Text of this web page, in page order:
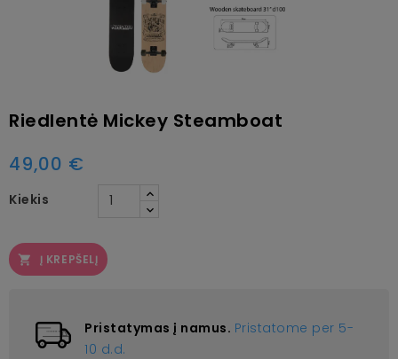
Riedlentė Mickey Steamboat
49,00 €
Kiekis
 Į KREPŠELĮ
Pristatymas į namus. Pristatome per 5-
10 d.d.